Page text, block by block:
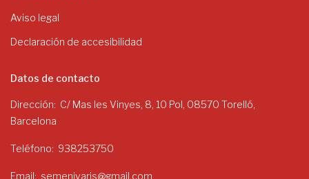
Aviso legal
Declaración de accesibilidad
Datos de contacto
Dirección
C/ Mas les Vinyes, 8, 10 Pol, 08570 Torelló,
Barcelona
Teléfono 938253750
Email semenivaris@gmail.com